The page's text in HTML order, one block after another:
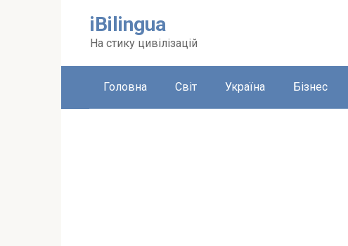
iBilingua
На стику цивілізацій
Головна Світ Україна Бізнес